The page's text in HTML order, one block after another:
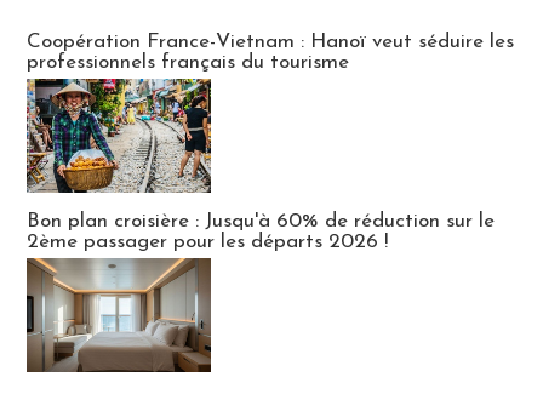
Coopération France-Vietnam : Hanoï veut séduire les
professionnels français du tourisme
Bon plan croisière : Jusqu'à 60% de réduction sur le
2ème passager pour les départs 2026 !